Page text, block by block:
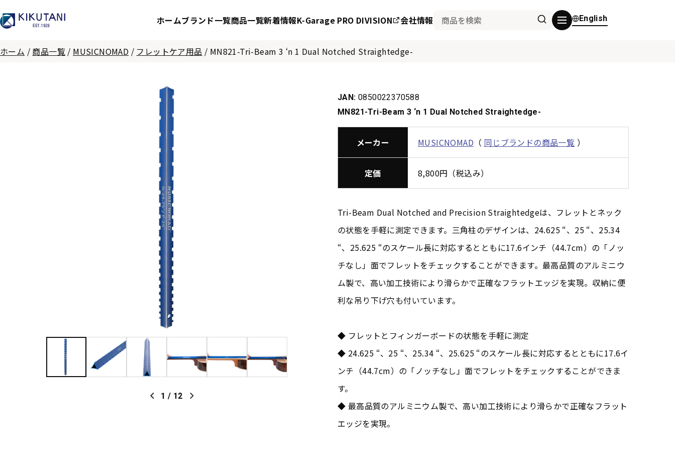
ホームブランド一覧商品一覧新着情報K-Garage PRO DIVISION 会社情報 English
ホーム / 商品一覧 / MUSICNOMAD / フレットケア用品 / MN821-Tri-Beam 3 ‘n 1 Dual Notched Straightedge-
1 / 12
JAN: 0850022370588
MN821-Tri-Beam 3 ‘n 1 Dual Notched Straightedge-
メーカー MUSICNOMAD （ 同じブランドの商品一覧 ）
定価 8,800円（税込み）
Tri-Beam Dual Notched and Precision Straightedgeは、フレットとネック
の状態を手軽に測定できます。三角柱のデザインは、24.625 “、25 “、25.34
“、25.625 “のスケール長に対応するとともに17.6インチ（44.7cm）の「ノッ
チなし」面でフレットをチェックすることができます。最高品質のアルミニウ
ム製で、高い加工技術により滑らかで正確なフラットエッジを実現。収納に便
利な吊り下げ穴も付いています。
◆ フレットとフィンガーボードの状態を手軽に測定
◆ 24.625 “、25 “、25.34 “、25.625 “のスケール長に対応するとともに17.6イ
ンチ（44.7cm）の「ノッチなし」面でフレットをチェックすることができま
す。
◆ 最高品質のアルミニウム製で、高い加工技術により滑らかで正確なフラット
エッジを実現。